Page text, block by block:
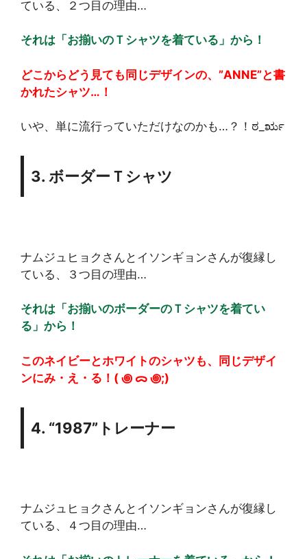
ている、２つ目の理由…
それは「お揃いのＴシャツを着ている」から！
どこからどう見ても同じデザインの、”ANNE”と書
かれたシャツ…！
いや、単に流行っていただけなのかも…？！ಠ_ರೃ
3. ボーダーＴシャツ
ナムジュヒョクさんとイソンギョンさんが復縁し
ている、３つ目の理由…
それは「お揃いのボーダーのＴシャツを着てい
る」から！
このネイビーとホワイトのシャツも、同じデザイ
ンにみ・え・る！( ꩜ ᯅ ꩜;)⁭ ⁭
4. “1987”トレーナー
ナムジュヒョクさんとイソンギョンさんが復縁し
ている、４つ目の理由…